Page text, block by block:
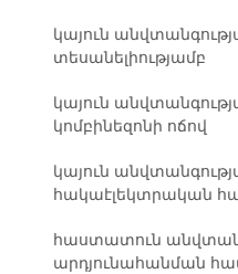
կայուն
տեսանելիությամբ
կայուն
կոմբինեզոնի ոճով
կայուն
հակաէլեկտրական
հաստատուն
արդյունահանման